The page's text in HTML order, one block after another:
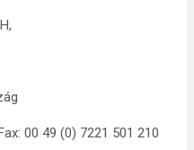
00 49 (0) 7221 501 210